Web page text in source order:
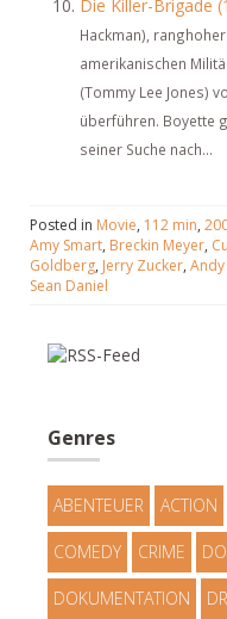
Die Killer-Brigade
Hackman),
amerikanischen
(Tommy Lee Jones)
überführen. Boyette
seiner Suche nach...
Posted in Movie, 112 min,
Amy Smart, Breckin Meyer,
Goldberg, Jerry Zucker,
Sean Daniel
Genres
ABENTEUER ACTION
COMEDY CRIME
DOKUMENTATION